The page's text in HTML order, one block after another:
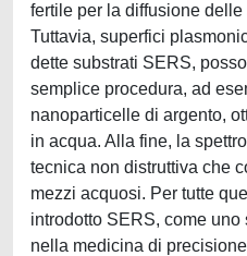
fertile per la diffusione
Tuttavia, superfici
dette substrati SERS,
semplice procedura, ad
nanoparticelle di argento,
in acqua. Alla fine, la
tecnica non distruttiva che
mezzi acquosi. Per tutte
introdotto SERS, come uno
nella medicina di